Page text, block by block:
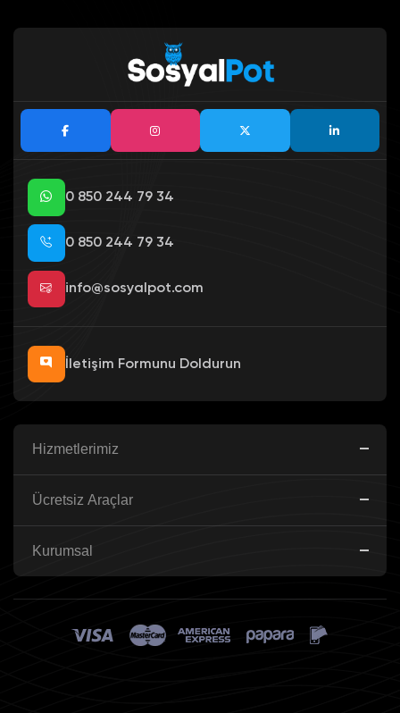
0 850 244 79 34
0 850 244 79 34
info@sosyalpot.com
İletişim Formunu Doldurun
Hizmetlerimiz
Ücretsiz Araçlar
Kurumsal